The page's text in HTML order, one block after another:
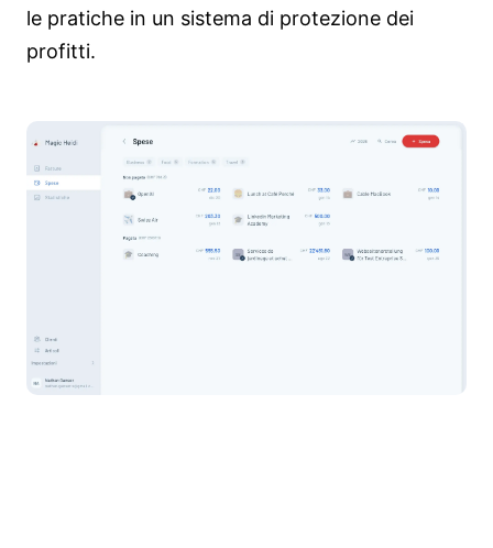
le pratiche in un sistema di protezione dei
profitti.